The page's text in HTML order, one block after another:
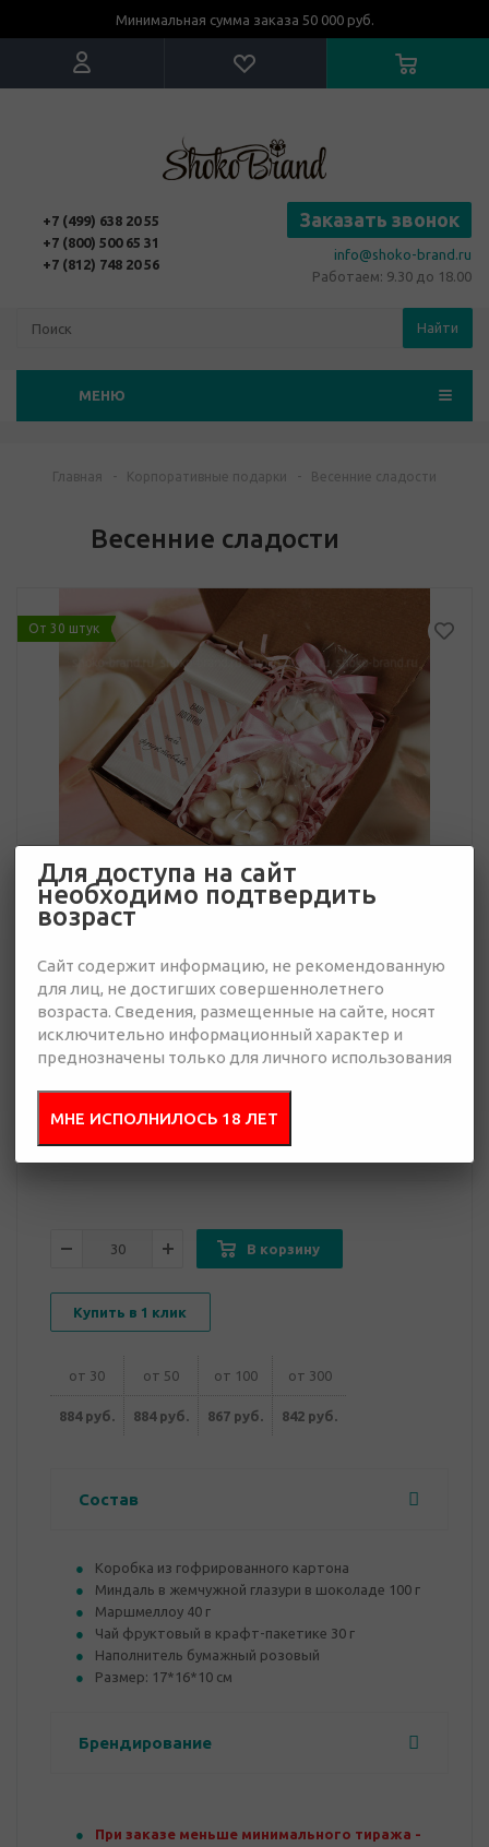
Минимальная сумма заказа 50 000 руб.
+7 (499) 638 20 55
+7 (800) 500 65 31
+7 (812) 748 20 56
Заказать звонок
info@shoko-brand.ru
Работаем: 9.30 до 18.00
Найти
МЕНЮ
Главная - Корпоративные подарки - Весенние сладости
Весенние сладости
От 30 штук
842 руб.
Много
запрос
презентацию
В корзину
Купить в 1 клик
от 30 от 50 от 100 от 300
884 руб. 884 руб. 867 руб. 842 руб.
Состав
Коробка из гофрированного картона
Миндаль в жемчужной глазури в шоколаде 100 г
Маршмеллоу 40 г
Чай фруктовый в крафт-пакетике 30 г
Наполнитель бумажный розовый
Размер: 17*16*10 см
Брендирование
При заказе меньше минимального тиража -
Для доступа на сайт
необходимо подтвердить
возраст
Сайт содержит информацию, не рекомендованную
для лиц, не достигших совершеннолетнего
возраста. Сведения, размещенные на сайте, носят
исключительно информационный характер и
преднозначены только для личного использования
МНЕ ИСПОЛНИЛОСЬ 18 ЛЕТ